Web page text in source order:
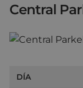
Central
DÍA